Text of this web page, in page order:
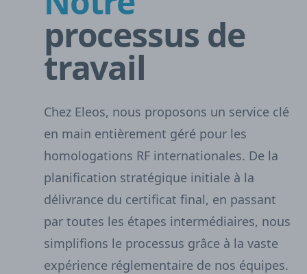
processus de
travail
Chez Eleos, nous proposons un service clé
en main entièrement géré pour les
homologations RF internationales. De la
planification stratégique initiale à la
délivrance du certificat final, en passant
par toutes les étapes intermédiaires, nous
simplifions le processus grâce à la vaste
expérience réglementaire de nos équipes.